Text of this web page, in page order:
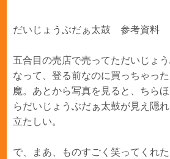
だいじょうぶだぁ太鼓 参考資料
五合目の売店で売ってただいじょ
なって、登る前なのに買っちゃっ
魔。あとから写真を見ると、ちら
らだいじょうぶだぁ太鼓が見え隠
立たしい。
で、まあ、ものすごく笑ってくれ